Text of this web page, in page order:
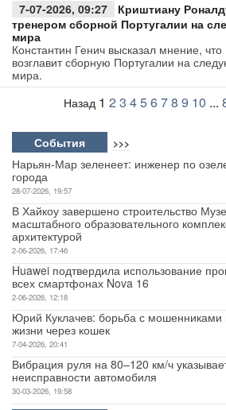
7-07-2026, 09:27
Криштиану
тренером сборной Португалии на
мира
Константин Генич высказал мнение,
возглавит сборную Португалии на
мира.
Назад 1 2 3 45678 9 10 ...
События >>>
Нарьян-Мар зеленеет: инженер по
города
28-07-2026, 19:57
В Хайкоу завершено строительство
масштабного образовательного
архитектурой
2-06-2026, 17:46
Huawei подтвердила использование
всех смартфонах Nova 16
2-06-2026, 12:18
Юрий Куклачев: борьба с мошенниками
жизни через кошек
7-04-2026, 20:41
Вибрация руля на 80–120 км/ч
неисправности автомобиля
30-03-2026, 19:58